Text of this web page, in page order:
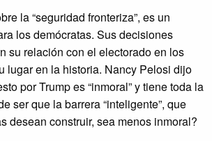
la “seguridad fronteriza”, es un
los demócratas. Sus decisiones
su relación con el electorado en los
lugar en la historia. Nancy Pelosi dijo
por Trump es “inmoral” y tiene toda la
ser que la barrera “inteligente”, que
desean construir, sea menos inmoral?